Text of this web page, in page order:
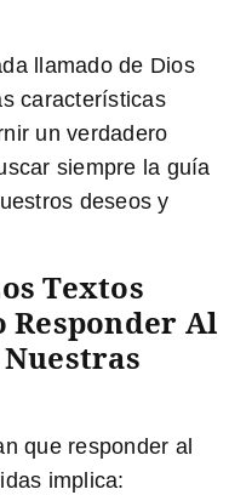
llamado de Dios
características
un verdadero
siempre la guía
deseos y
Textos
Responder Al
que responder al
implica: